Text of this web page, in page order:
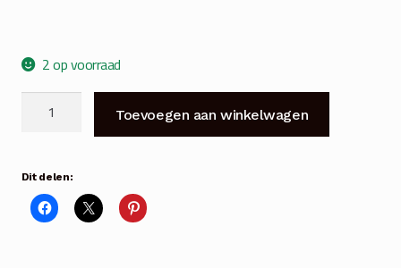
2 op voorraad
Ø30
cm
licht
Toevoegen aan winkelwagen
Dit delen: